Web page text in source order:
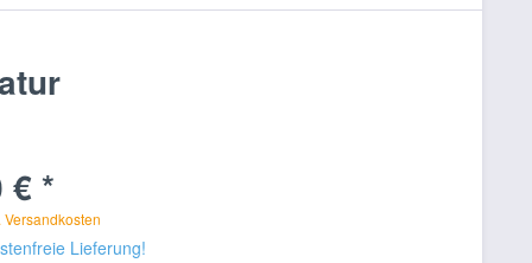
€ *
Versandkosten
Lieferung!